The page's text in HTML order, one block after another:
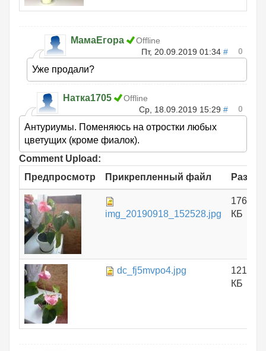
МамаЕгора
Offline
Пт, 20.09.2019 01:34 # 0
Уже продали?
Натка1705
Offline
Ср, 18.09.2019 15:29 # 0
Антуриумы. Поменяюсь на отростки любых
цветущих (кроме фиалок).
Comment Upload:
Предпросмотр
Прикрепленный файл Размер
img_20190918_152528.jpg
176.06
КБ
dc_fj5mvpo4.jpg
121.14
КБ